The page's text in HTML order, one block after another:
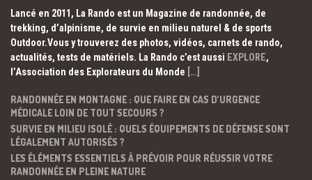
Lancé en 2011, La Rando est un Magazine de randonnée, de
trekking, d’alpinisme, de survie en milieu naturel & de sports
Outdoor.Vous y trouverez des photos, vidéos, carnets de rando,
actualités, tests de matériels. La Rando c’est aussi EXPLORE,
l’Association des Explorateurs du Monde […]
RANDONNÉE EN MONTAGNE : QUE FAIRE EN CAS D’URGENCE
MÉDICALE LOIN DE TOUT SECOURS ?
SURVIE EN MILIEU ISOLÉ : QUELS ÉQUIPEMENTS DE DÉFENSE SONT
LÉGALEMENT AUTORISÉS ?
LES ÉLÉMENTS ESSENTIELS À PRÉVOIR POUR RÉUSSIR VOTRE
RANDONNÉE EN PLEINE NATURE